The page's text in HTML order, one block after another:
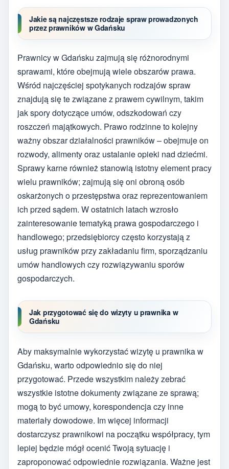
Jakie są najczęstsze rodzaje spraw prowadzonych
przez prawników w Gdańsku
Prawnicy w Gdańsku zajmują się różnorodnymi
sprawami, które obejmują wiele obszarów prawa.
Wśród najczęściej spotykanych rodzajów spraw
znajdują się te związane z prawem cywilnym, takim
jak spory dotyczące umów, odszkodowań czy
roszczeń majątkowych. Prawo rodzinne to kolejny
ważny obszar działalności prawników – obejmuje on
rozwody, alimenty oraz ustalanie opieki nad dziećmi.
Sprawy karne również stanowią istotny element pracy
wielu prawników; zajmują się oni obroną osób
oskarżonych o przestępstwa oraz reprezentowaniem
ich przed sądem. W ostatnich latach wzrosło
zainteresowanie tematyką prawa gospodarczego i
handlowego; przedsiębiorcy często korzystają z
usług prawników przy zakładaniu firm, sporządzaniu
umów handlowych czy rozwiązywaniu sporów
gospodarczych.
Jak przygotować się do wizyty u prawnika w
Gdańsku
Aby maksymalnie wykorzystać wizytę u prawnika w
Gdańsku, warto odpowiednio się do niej
przygotować. Przede wszystkim należy zebrać
wszystkie istotne dokumenty związane ze sprawą;
mogą to być umowy, korespondencja czy inne
materiały dowodowe. Im więcej informacji
dostarczysz prawnikowi na początku współpracy, tym
lepiej będzie mógł ocenić Twoją sytuację i
zaproponować odpowiednie rozwiązania. Ważne jest